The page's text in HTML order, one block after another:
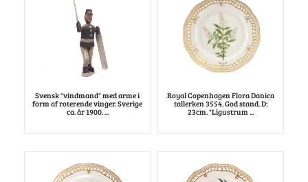
Svensk "vindmand" med arme i
form af roterende vinger. Sverige
ca. år 1900. ...
Royal Copenhagen Flora Danica
tallerken 3554. God stand. D:
23cm. "Ligustrum ...